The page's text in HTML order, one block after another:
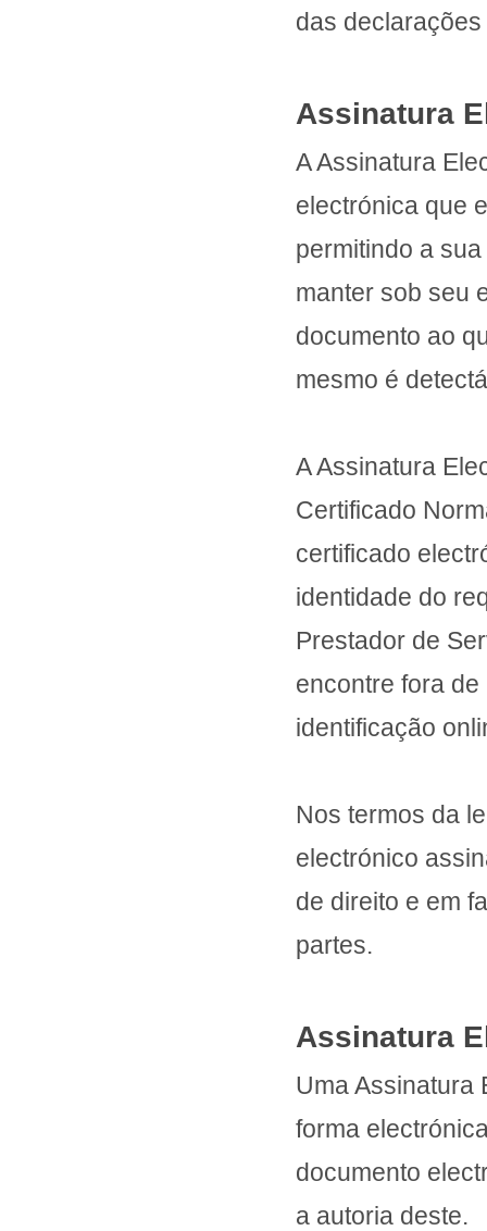
das
Assinatura
A Assinatura
electrónica que
permitindo a
manter sob seu
documento ao
mesmo é
A Assinatura
Certificado
certificado
identidade do
Prestador de
encontre fora
identificação
Nos termos da
electrónico
de direito e em
partes.
Assinatura
Uma Assinatura
forma
documento
a autoria deste.